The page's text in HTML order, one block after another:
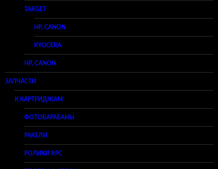
TARGET
HP, CANON
KYOCERA
HP, CANON
ЗАПЧАСТИ
К КАРТРИДЖАМ
ФОТОБАРАБАНЫ
РАКЕЛИ
РОЛИКИ RPC